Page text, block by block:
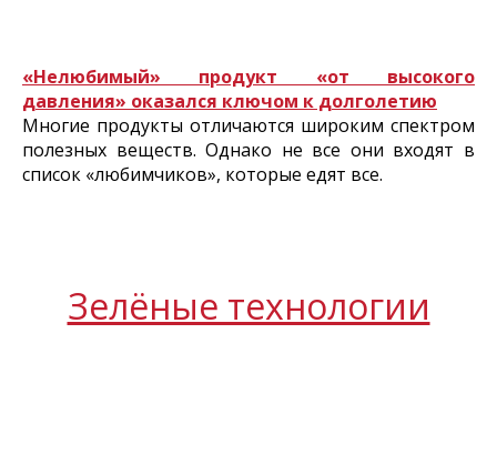
«Нелюбимый» продукт «от высокого
давления» оказался ключом к долголетию
Многие продукты отличаются широким спектром
полезных веществ. Однако не все они входят в
список «любимчиков», которые едят все.
Зелёные технологии